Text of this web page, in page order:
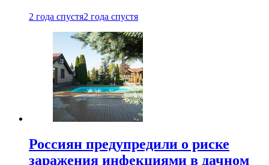
2 года спустя2 года спустя
Россиян предупредили о риске
заражения инфекциями в дачном